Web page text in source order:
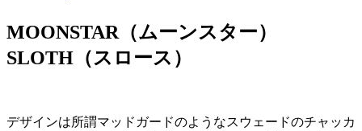
MOONSTAR（ムーンスター）
SLOTH（スロース）
デザインは所謂マッドガードのようなスウェードのチャッカ